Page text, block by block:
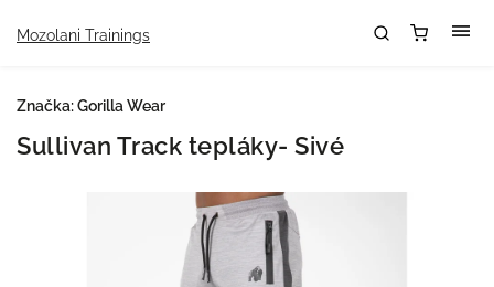
Mozolani Trainings
Sullivan Track tepláky- Sivé
Značka:Gorilla Wear